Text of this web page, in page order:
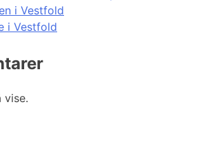
i Vestfold
i Vestfold
vise.